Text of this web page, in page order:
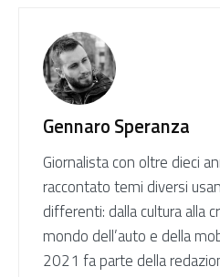
Gennaro Speranza
Giornalista con oltre dieci
raccontato temi diversi
differenti: dalla cultura alla
mondo dell’auto e della
2021 fa parte della